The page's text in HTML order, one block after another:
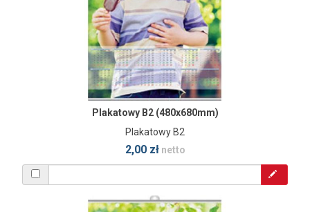
Plakatowy B2 (480x680mm)
Plakatowy B2
2,00 złnetto